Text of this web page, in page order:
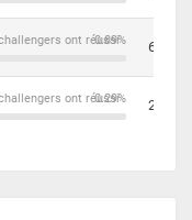
0.89%
ont réussi 6
0.29%
ont réussi 2